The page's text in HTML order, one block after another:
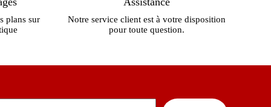
plans sur
Notre service client est à votre disposition
pour toute question.